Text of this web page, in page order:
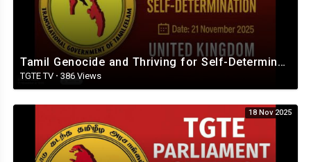
Tamil Genocide and Thriving for Self-Determination Conference - 21.11.2025
TGTE TV · 386 Views
18 Nov 2025